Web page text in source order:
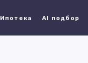
Ипотека AI подбор